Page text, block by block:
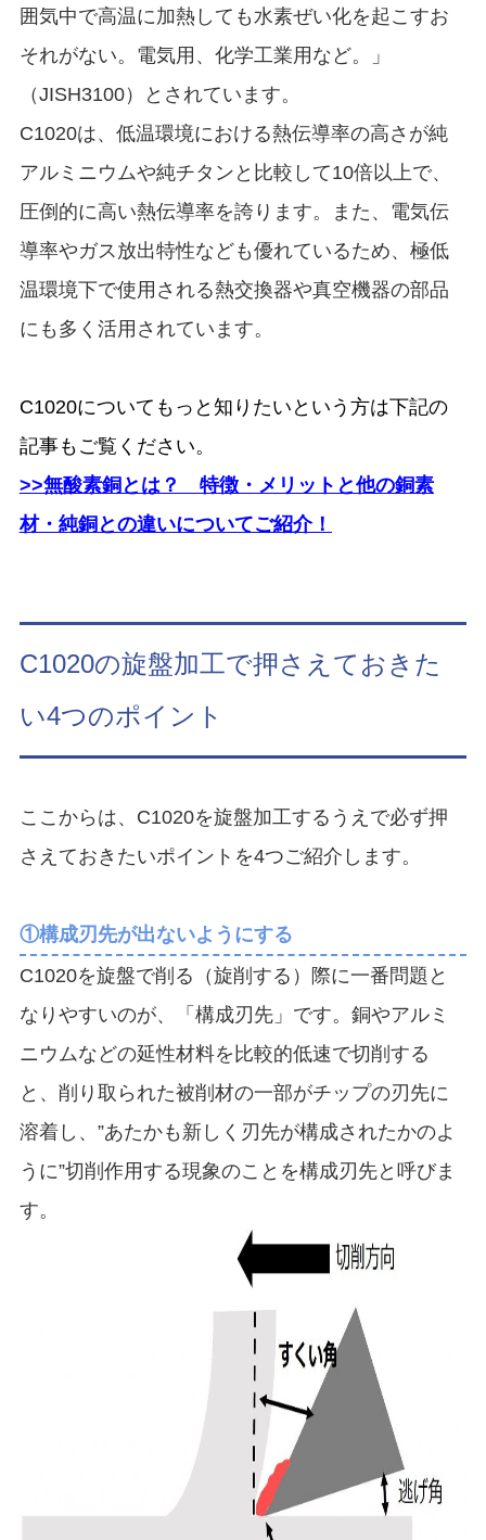
囲気中で高温に加熱しても水素ぜい化を起こすお
それがない。電気用、化学工業用など。」
（JISH3100）とされています。
C1020は、低温環境における熱伝導率の高さが純
アルミニウムや純チタンと比較して10倍以上で、
圧倒的に高い熱伝導率を誇ります。また、電気伝
導率やガス放出特性なども優れているため、極低
温環境下で使用される熱交換器や真空機器の部品
にも多く活用されています。
C1020についてもっと知りたいという方は下記の
記事もご覧ください。
>>無酸素銅とは？ 特徴・メリットと他の銅素
材・純銅との違いについてご紹介！
C1020の旋盤加工で押さえておきた
い4つのポイント
ここからは、C1020を旋盤加工するうえで必ず押
さえておきたいポイントを4つご紹介します。
①構成刃先が出ないようにする
C1020を旋盤で削る（旋削する）際に一番問題と
なりやすいのが、「構成刃先」です。銅やアルミ
ニウムなどの延性材料を比較的低速で切削する
と、削り取られた被削材の一部がチップの刃先に
溶着し、”あたかも新しく刃先が構成されたかのよ
うに”切削作用する現象のことを構成刃先と呼びま
す。